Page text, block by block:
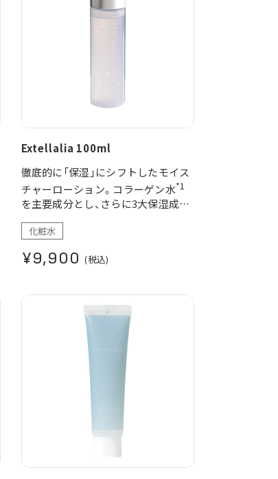
Extellalia 100ml
徹底的に「保湿」にシフトしたモイス
チャーローション。コラーゲン水*1
を主要成分とし、さらに3大保湿成分
胞培養上清液
配合した、まさに美容液レベルの贅
沢な化粧水。
＊1 加水分解コラーゲンエキス（保湿成分、
魚由来）、アルギニン、酸化銀、フィチン酸
（品質保持剤）＊2 ヒト脂肪間質細胞順化培
養液（整肌成分）＊3 パルミチン酸アスコル
ビルリン酸３Ｎａ（皮膚コンディショニン
化粧水
¥9,900 (税込)